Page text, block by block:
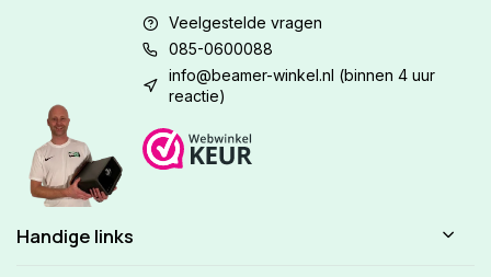
Veelgestelde vragen
085-0600088
info@beamer-winkel.nl (binnen 4 uur
reactie)
Handige links